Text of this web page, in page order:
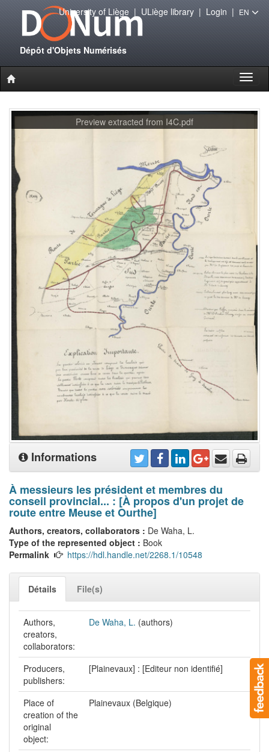
Dépôt d'Objets Numérisés
University of Liège| ULiège library| Login | EN
Preview extracted from I4C.pdf
Informations
À messieurs les président et membres du
conseil provincial... : [À propos d'un projet de
route entre Meuse et Ourthe]
Authors, creators, collaborators : De Waha, L.
Type of the represented object : Book
Permalink
https://hdl.handle.net/2268.1/10548
Détails File(s)
Authors,
creators,
collaborators:
De Waha, L. (authors)
Producers,
publishers:
[Plainevaux] : [Editeur non identifié]
Place of
creation of the
original
object:
Plainevaux (Belgique)